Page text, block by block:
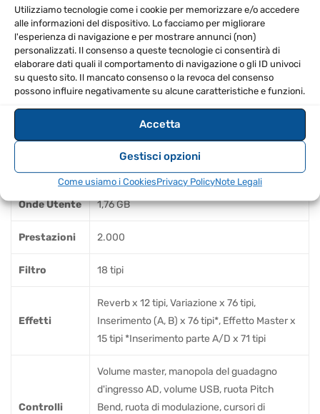
Utilizziamo tecnologie come i cookie per memorizzare e/o accedere
alle informazioni del dispositivo. Lo facciamo per migliorare
l'esperienza di navigazione e per mostrare annunci (non)
personalizzati. Il consenso a queste tecnologie ci consentirà di
elaborare dati quali il comportamento di navigazione o gli ID univoci
su questo sito. Il mancato consenso o la revoca del consenso
possono influire negativamente su alcune caratteristiche e funzioni.
Accetta
Gestisci opzioni
Come usiamo i CookiesPrivacy PolicyNote Legali
Polifonia
massima
FM-X
128 (max.)
Capacità
16 parti (interne), parti di ingresso audio
(A/D*, USB*) *parte stereo
Preselezione
5,67 GB (se convertito in formato lineare a 16
bit)
Onde Utente 1,76 GB
Prestazioni 2.000
Filtro 18 tipi
Effetti
Reverb x 12 tipi, Variazione x 76 tipi,
Inserimento (A, B) x 76 tipi*, Effetto Master x
15 tipi *Inserimento parte A/D x 71 tipi
Controlli
Volume master, manopola del guadagno
d'ingresso AD, volume USB, ruota Pitch
Bend, ruota di modulazione, cursori di